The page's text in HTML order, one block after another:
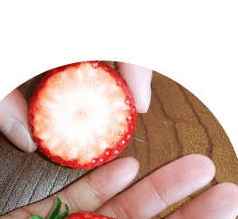
2021.12.16 10:27